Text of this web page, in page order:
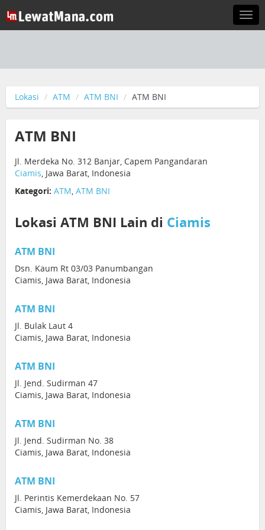
Lokasi ATM ATM BNI ATM BNI
ATM BNI
Jl. Merdeka No. 312 Banjar, Capem Pangandaran
Ciamis, Jawa Barat, Indonesia
Kategori: ATM, ATM BNI
Lokasi ATM BNI Lain di Ciamis
ATM BNI
Dsn. Kaum Rt 03/03 Panumbangan
Ciamis, Jawa Barat, Indonesia
ATM BNI
Jl. Bulak Laut 4
Ciamis, Jawa Barat, Indonesia
ATM BNI
Jl. Jend. Sudirman 47
Ciamis, Jawa Barat, Indonesia
ATM BNI
Jl. Jend. Sudirman No. 38
Ciamis, Jawa Barat, Indonesia
ATM BNI
Jl. Perintis Kemerdekaan No. 57
Ciamis, Jawa Barat, Indonesia